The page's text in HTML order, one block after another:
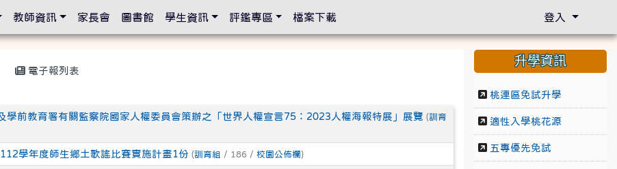
電子報列表
學前教育署有關監察院國家人權委員會策辦之「世界人權宣言75：2023人權海報特展」展覽 (訓育
學年度師生鄉土歌謠比賽實施計畫1份 (訓育組 / 186 / 校園公佈欄 )
升學資訊
桃連區免試升學
適性入學桃花源
五專優先免試
設定教師資訊 家長會 圖書館 學生資訊 評鑑專區 檔案下載 登入